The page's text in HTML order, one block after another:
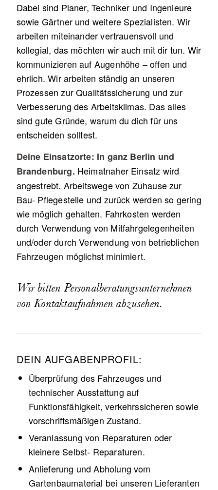
Dabei sind Planer, Techniker und Ingenieure
sowie Gärtner und weitere Spezialisten. Wir
arbeiten miteinander vertrauensvoll und
kollegial, das möchten wir auch mit dir tun. Wir
kommunizieren auf Augenhöhe – offen und
ehrlich. Wir arbeiten ständig an unseren
Prozessen zur Qualitätssicherung und zur
Verbesserung des Arbeitsklimas. Das alles
sind gute Gründe, warum du dich für uns
entscheiden solltest.
Deine Einsatzorte: In ganz Berlin und
Brandenburg. Heimatnaher Einsatz wird
angestrebt. Arbeitswege von Zuhause zur
Bau- Pflegestelle und zurück werden so gering
wie möglich gehalten. Fahrkosten werden
durch Verwendung von Mitfahrgelegenheiten
und/oder durch Verwendung von betrieblichen
Fahrzeugen möglichst minimiert.
Wir bitten Personalberatungsunternehmen
von Kontaktaufnahmen abzusehen.
DEIN AUFGABENPROFIL:
Überprüfung des Fahrzeuges und
technischer Ausstattung auf
Funktionsfähigkeit, verkehrssicheren sowie
vorschriftsmäßigen Zustand.
Veranlassung von Reparaturen oder
kleinere Selbst- Reparaturen.
Anlieferung und Abholung vom
Gartenbaumaterial bei unseren Lieferanten